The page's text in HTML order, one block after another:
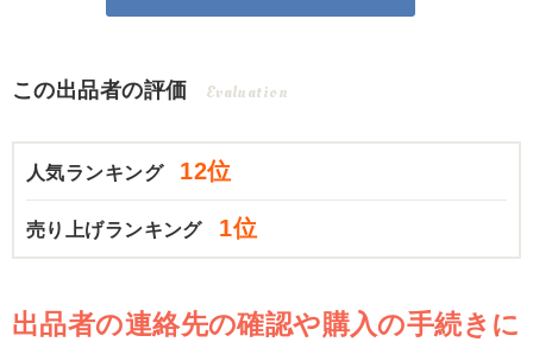
この出品者の評価 Evaluation
人気ランキング 12位
売り上げランキング 1位
出品者の連絡先の確認や購入の手続きに